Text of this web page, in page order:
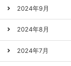
2024年9月
2024年8月
2024年7月